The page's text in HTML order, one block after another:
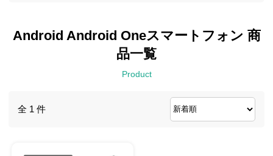
Android Android Oneスマートフォン 商
品一覧
Product
全 1 件